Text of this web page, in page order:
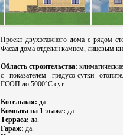
Проект двухэтажного дома с рядом
Фасад дома отделан камнем, лицевым
Область строительства:
с показателем градусо-сутки
ГСОП до 5000°С сут.
Котельная: да.
Комната на 1 этаже: да.
Терраса: да.
Гараж: да.